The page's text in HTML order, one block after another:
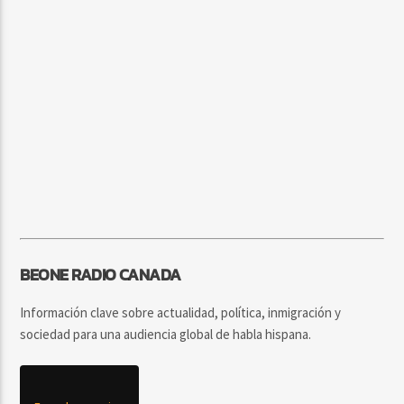
BEONE RADIO CANADA
Información clave sobre actualidad, política, inmigración y
sociedad para una audiencia global de habla hispana.